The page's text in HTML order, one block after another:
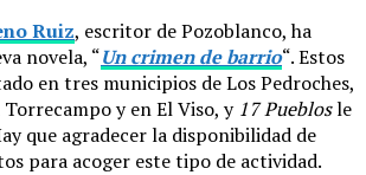
Ruiz, escritor de Pozoblanco, ha
novela, “Un crimen de barrio“. Estos
en tres municipios de Los Pedroches,
y en El Viso, y 17 Pueblosle
que agradecer la disponibilidad de
para acoger este tipo de actividad.